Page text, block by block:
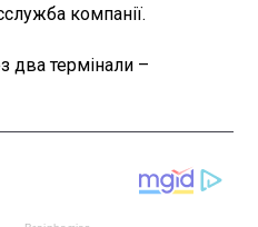
компанії.
два термінали –